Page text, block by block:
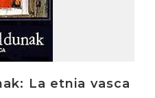
La etnia vasca